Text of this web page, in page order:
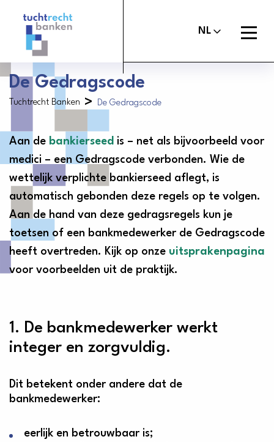
logo
Uitspraken
Over het tuchtrecht
Organisatie
Nieuws
Contact
Commissie van Beroep Banken
NL
Open
menu
De Gedragscode
Tuchtrecht Banken > De Gedragscode
Aan de bankierseed is – net als bijvoorbeeld voor
medici – een Gedragscode verbonden. Wie de
wettelijk verplichte bankierseed aflegt, is
automatisch gebonden deze regels op te volgen.
Aan de hand van deze gedragsregels kun je
toetsen of een bankmedewerker de Gedragscode
heeft overtreden. Kijk op onze uitsprakenpagina
voor voorbeelden uit de praktijk.
1. De bankmedewerker werkt
integer en zorgvuldig.
Dit betekent onder andere dat de
bankmedewerker:
eerlijk en betrouwbaar is;